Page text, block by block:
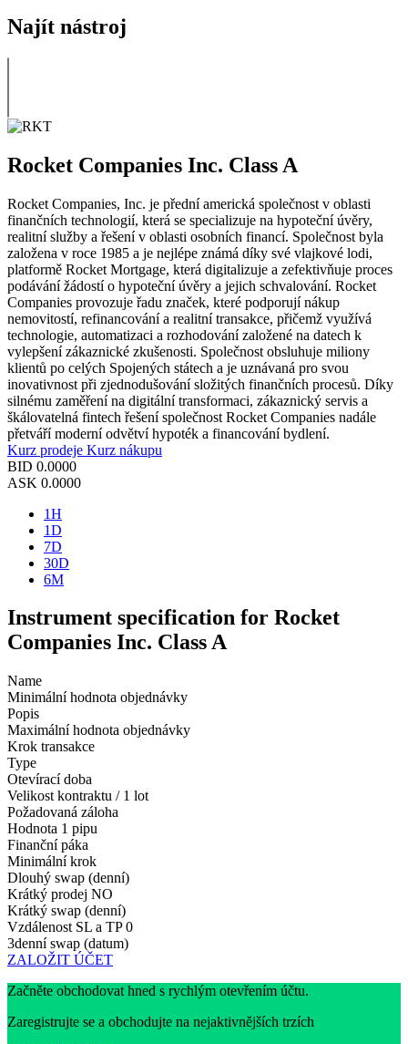
Najít nástroj
Rocket Companies Inc. Class A
Rocket Companies, Inc. je přední americká společnost v oblasti
finančních technologií, která se specializuje na hypoteční úvěry,
realitní služby a řešení v oblasti osobních financí. Společnost byla
založena v roce 1985 a je nejlépe známá díky své vlajkové lodi,
platformě Rocket Mortgage, která digitalizuje a zefektivňuje proces
podávání žádostí o hypoteční úvěry a jejich schvalování. Rocket
Companies provozuje řadu značek, které podporují nákup
nemovitostí, refinancování a realitní transakce, přičemž využívá
technologie, automatizaci a rozhodování založené na datech k
vylepšení zákaznické zkušenosti. Společnost obsluhuje miliony
klientů po celých Spojených státech a je uznávaná pro svou
inovativnost při zjednodušování složitých finančních procesů. Díky
silnému zaměření na digitální transformaci, zákaznický servis a
škálovatelná fintech řešení společnost Rocket Companies nadále
přetváří moderní odvětví hypoték a financování bydlení.
Kurz prodeje Kurz nákupu
BID 0.0000
ASK 0.0000
1H
1D
7D
30D
6M
Instrument specification for Rocket
Companies Inc. Class A
Name
Minimální hodnota objednávky
Popis
Maximální hodnota objednávky
Krok transakce
Type
Otevírací doba
Velikost kontraktu / 1 lot
Požadovaná záloha
Hodnota 1 pipu
Finanční páka
Minimální krok
Dlouhý swap (denní)
Krátký prodej NO
Krátký swap (denní)
Vzdálenost SL a TP 0
3denní swap (datum)
ZALOŽIT ÚČET
Začněte obchodovat hned s rychlým otevřením účtu.
Zaregistrujte se a obchodujte na nejaktivnějších trzích